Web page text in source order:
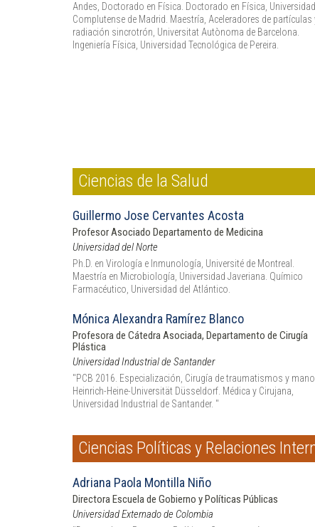
Andes, Doctorado en Física. Doctorado en Física, Universidad
Complutense de Madrid. Maestría, Aceleradores de partículas
radiación sincrotrón, Universitat Autònoma de Barcelona.
Ingeniería Física, Universidad Tecnológica de Pereira.
Ciencias de la Salud
Guillermo Jose Cervantes Acosta
Profesor Asociado Departamento de Medicina
Universidad del Norte
Ph.D. en Virología e Inmunología, Université de Montreal.
Maestría en Microbiología, Universidad Javeriana. Químico
Farmacéutico, Universidad del Atlántico.
Mónica Alexandra Ramírez Blanco
Profesora de Cátedra Asociada, Departamento de Cirugía
Plástica
Universidad Industrial de Santander
"PCB 2016. Especialización, Cirugía de traumatismos y
Heinrich-Heine-Universität Düsseldorf. Médica y Cirujana,
Universidad Industrial de Santander. "
Ciencias Políticas y Relaciones
Adriana Paola Montilla Niño
Directora Escuela de Gobierno y Políticas Públicas
Universidad Externado de Colombia